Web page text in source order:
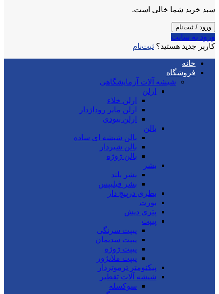
سبد خرید شما خالی است.
ورود / ثبت‌نام
ورود به سایت
کاربر جدید هستید؟ ثبت‌نام
خانه
فروشگاه
شیشه آلات آزمایشگاهی
ارلن
ارلن خلاء
ارلن مایر روداژدار
ارلن بیودی
بالن
بالن شیشه ای ساده
بالن شیردار
بالن ژوژه
بشر
بشر بلند
بشر فیلیپس
بطری درپیچ دار
بورت
پتری دیش
پیپت
پیپت سرنگی
پیپت سدیمان
پیپت ژوژه
پیپت ملانژور
پیکنومتر ترموتردار
شیشه آلات تقطیر
سوکسله